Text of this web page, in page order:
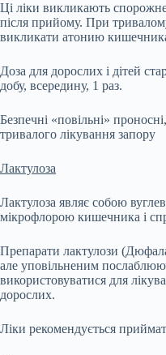
Ці ліки викликають
після прийому. При
викликати атонию
Доза для дорослих і дітей
добу, всередину, 1 раз.
Безпечні «повільні»
тривалого лікування запору
Лактулоза
Лактулоза являє собою
мікрофлорою кишечника і
Препарати лактулози
але уповільненим
використовуватися для
дорослих.
Ліки рекомендується